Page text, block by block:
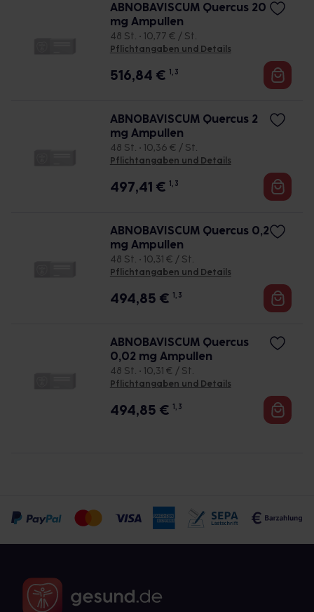
ABNOBAVISCUM Quercus 20
mg Ampullen
48 St. • 10,77 € / St.
Pflichtangaben und Details
516,84 € 1, 3
ABNOBAVISCUM Quercus 2
mg Ampullen
48 St. • 10,36 € / St.
Pflichtangaben und Details
497,41 € 1, 3
ABNOBAVISCUM Quercus 0,2
mg Ampullen
48 St. • 10,31 € / St.
Pflichtangaben und Details
494,85 € 1, 3
ABNOBAVISCUM Quercus
0,02 mg Ampullen
48 St. • 10,31 € / St.
Pflichtangaben und Details
494,85 € 1, 3